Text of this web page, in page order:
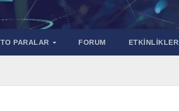
PARALAR FORUM ETKİNLİKLER